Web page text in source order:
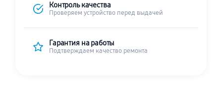
Контроль качества
Проверяем устройство перед выдачей
Гарантия на работы
Подтверждаем качество ремонта